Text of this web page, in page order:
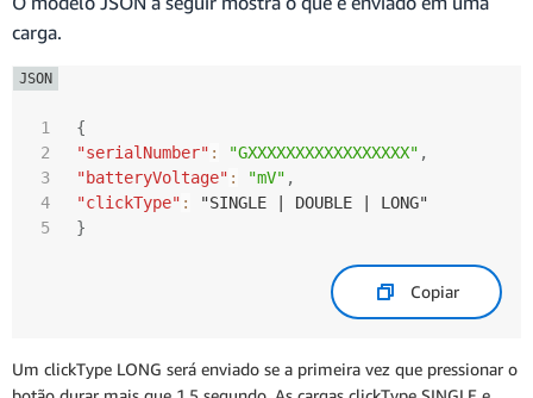
carga.
{
"serialNumber" : "GXXXXXXXXXXXXXXXXX" ,
"batteryVoltage" : "mV" ,
"clickType" :
}
Copiar
Um clickType LONG será enviado se a primeira vez que pressionar o